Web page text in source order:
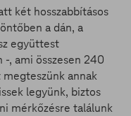
két hosszabbításos
a dán, a
együttest
, ami összesen 240
annak
legyünk, biztos
mérkőzésre találunk